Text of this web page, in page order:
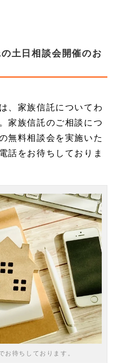
土日相談会開催のお
、家族信託についてわ
家族信託のご相談につ
無料相談会を実施いた
話をお待ちしておりま
待ちしております。